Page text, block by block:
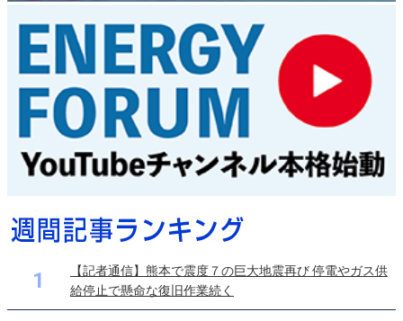
1
【記者通信】熊本で震度７の巨大地震再び 停電やガス供
給停止で懸命な復旧作業続く